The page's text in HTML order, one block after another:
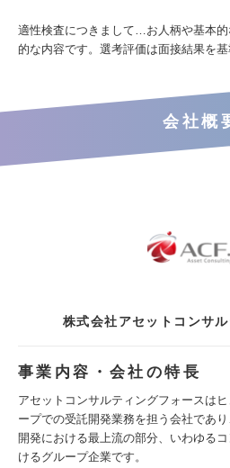
適性検査につきまして…お人柄や基本
的な内容です。選考評価は面接結果を
会社概
株式会社アセットコンサ
事業内容・会社の特長
アセットコンサルティングフォースは
ープでの受託開発業務を担う会社であ
開発における最上流の部分、いわゆる
けるグループ企業です。